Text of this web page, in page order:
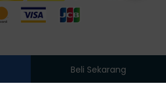
Beli Sekarang